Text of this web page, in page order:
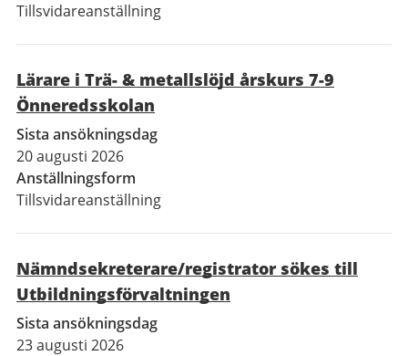
Tillsvidareanställning
Lärare i Trä- & metallslöjd årskurs 7-9
Önneredsskolan
Sista ansökningsdag
20 augusti 2026
Anställningsform
Tillsvidareanställning
Nämndsekreterare/registrator sökes till
Utbildningsförvaltningen
Sista ansökningsdag
23 augusti 2026